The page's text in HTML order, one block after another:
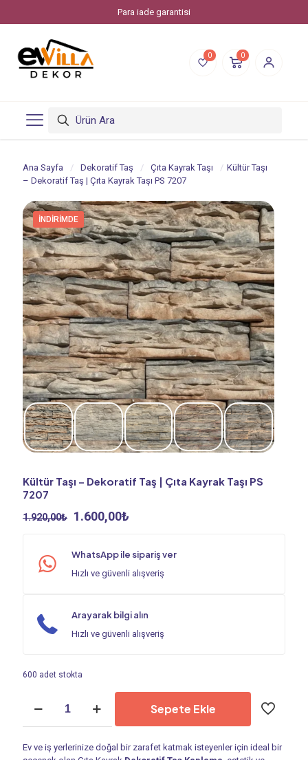
Para iade garantisi
0 0
Ana Sayfa / Dekoratif Taş / Çıta Kayrak Taşı / Kültür Taşı
– Dekoratif Taş | Çıta Kayrak Taşı PS 7207
İNDIRIMDE
Kültür Taşı – Dekoratif Taş | Çıta Kayrak Taşı PS
7207
1.920,00₺ Orijinal
1.600,00₺
1.600,00₺.
WhatsApp ile sipariş ver
Hızlı ve güvenli alışveriş
Arayarak bilgi alın
Hızlı ve güvenli alışveriş
600 adet stokta
Taşı
Taş
Sepete Ekle
Ev ve iş yerlerinize doğal bir zarafet katmak isteyenler için ideal bir